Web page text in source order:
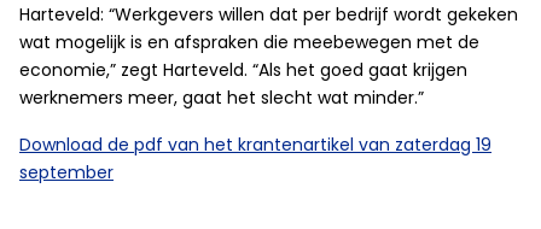
Harteveld: “Werkgevers willen dat per bedrijf wordt gekeken
wat mogelijk is en afspraken die meebewegen met de
economie,” zegt Harteveld. “Als het goed gaat krijgen
werknemers meer, gaat het slecht wat minder.”
Download de pdf van het krantenartikel van zaterdag 19
september